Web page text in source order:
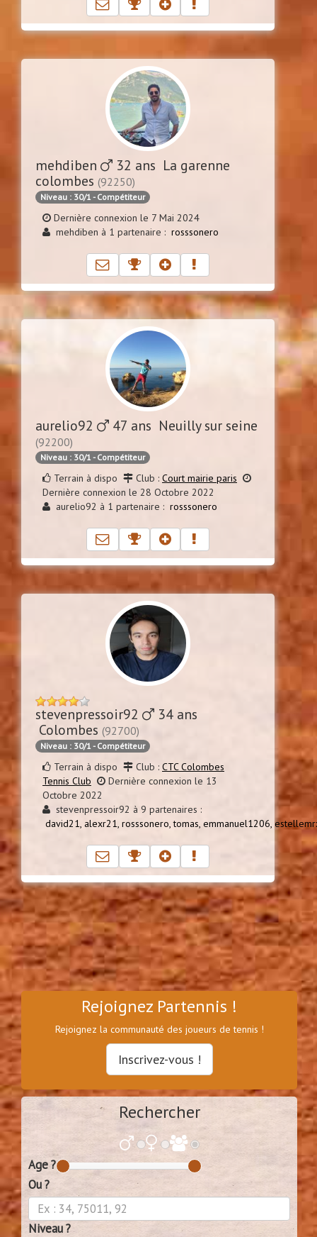
mehdiben
32 ans La garenne
colombes (92250)
Niveau : 30/1 - Compétiteur
Dernière connexion le 7 Mai 2024
mehdiben à 1 partenaire : rosssonero
aurelio92 47 ans Neuilly sur seine
(92200)
Niveau : 30/1 - Compétiteur
Terrain à dispo Club : Court mairie paris
Dernière connexion le 28 Octobre 2022
aurelio92 à 1 partenaire : rosssonero
stevenpressoir92
34 ans
Colombes (92700)
Niveau : 30/1 - Compétiteur
Terrain à dispo Club : CTC Colombes
Tennis Club
Dernière connexion le 13
Octobre 2022
stevenpressoir92 à 9 partenaires :
david21, alexr21, rosssonero,tomas, emmanuel1206,
Rejoignez Partennis !
Rejoignez la communauté des joueurs de tennis !
Inscrivez-vous !
Rechercher
Age ?
Ou ?
Niveau ?